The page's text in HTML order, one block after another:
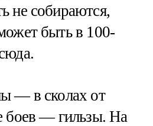
не собираются,
быть в 100-
— в сколах от
боев — гильзы. На